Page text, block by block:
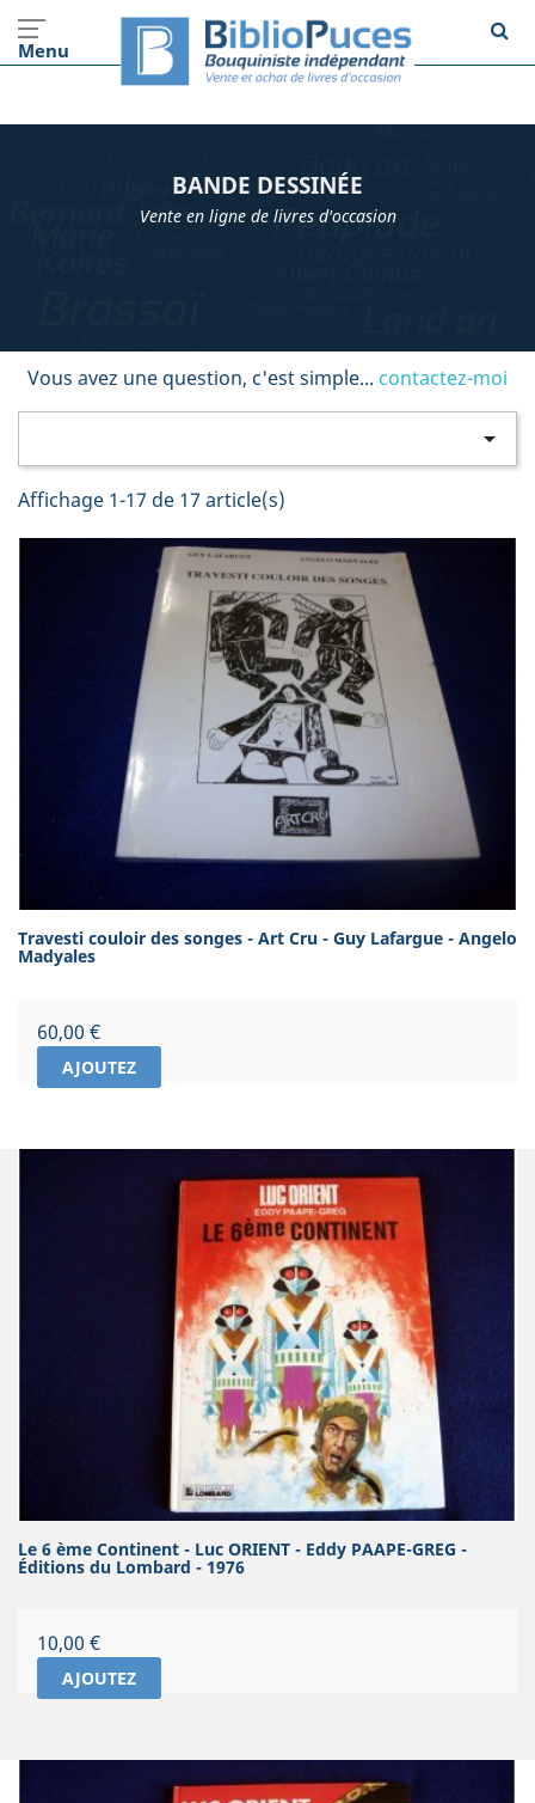
Menu
BANDE DESSINÉE
Vente en ligne de livres d'occasion
Vous avez une question, c'est simple... contactez-moi

Affichage 1-17 de 17 article(s)
Travesti couloir des songes - Art Cru - Guy Lafargue - Angelo
Madyales
Prix
60,00 €
AJOUTEZ
Le 6 ème Continent - Luc ORIENT - Eddy PAAPE-GREG -
Éditions du Lombard - 1976
Prix
10,00 €
AJOUTEZ